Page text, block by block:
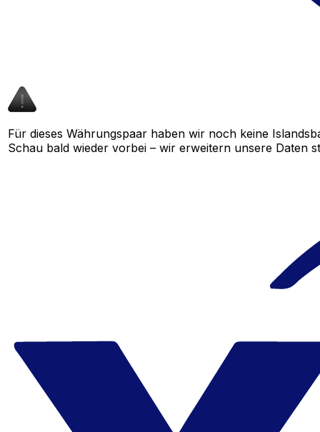
Für dieses Währungspaar haben wir noch keine
Schau bald wieder vorbei – wir erweitern unsere Daten